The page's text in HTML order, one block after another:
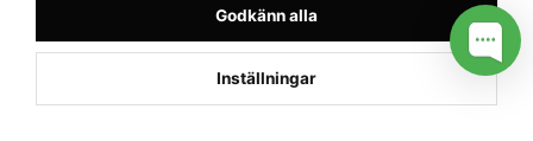
Godkänn alla
Inställningar